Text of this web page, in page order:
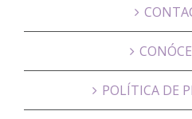
POLÍTICA DE